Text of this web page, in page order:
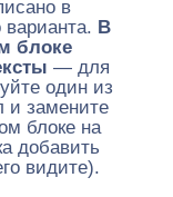
в
варианта. В
блоке
— для
один из
и замените
блоке на
добавить
видите).